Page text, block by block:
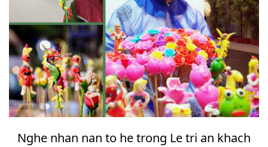
Nghe nhan nan to he trong Le tri an khach